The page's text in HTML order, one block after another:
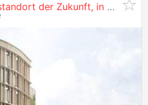
Nooa Space - der Bürostandort der Zukunft, in
6020